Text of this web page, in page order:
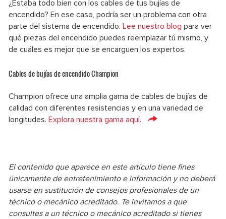
¿Estaba todo bien con los cables de tus bujías de
encendido? En ese caso, podría ser un problema con otra
parte del sistema de encendido. Lee nuestro blog para ver
qué piezas del encendido puedes reemplazar tú mismo, y
de cuáles es mejor que se encarguen los expertos.
Cables de bujías de encendido Champion
Champion ofrece una amplia gama de cables de bujías de
calidad con diferentes resistencias y en una variedad de
longitudes. Explora nuestra gama aquí.
El contenido que aparece en este artículo tiene fines
únicamente de entretenimiento e información y no deberá
usarse en sustitución de consejos profesionales de un
técnico o mecánico acreditado. Te invitamos a que
consultes a un técnico o mecánico acreditado si tienes